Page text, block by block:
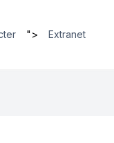
"> Extranet